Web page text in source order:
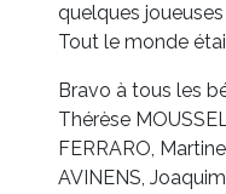
quelques
Tout le monde
Bravo à tous les
Thérèse
FERRARO,
AVINENS,